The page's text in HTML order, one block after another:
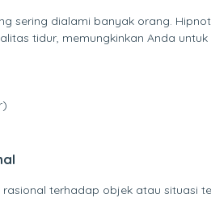
sering dialami banyak orang.
tidur, memungkinkan Anda
terhadap objek atau situasi